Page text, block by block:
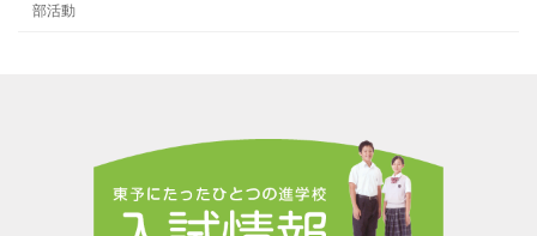
部活動